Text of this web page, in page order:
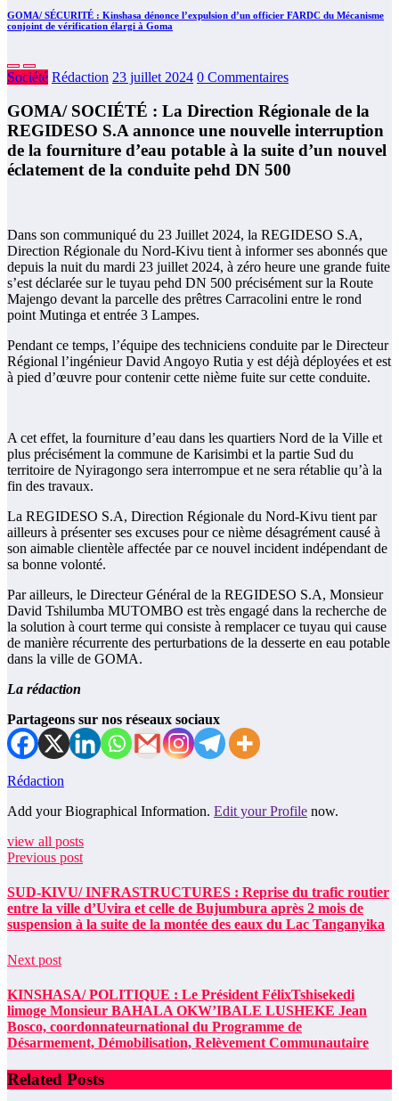
GOMA/ SÉCURITÉ : Kinshasa dénonce l’expulsion d’un officier FARDC du Mécanisme
conjoint de vérification élargi à Goma
Société Rédaction 23 juillet 2024 0 Commentaires
GOMA/ SOCIÉTÉ : La Direction Régionale de la
REGIDESO S.A annonce une nouvelle interruption
de la fourniture d’eau potable à la suite d’un nouvel
éclatement de la conduite pehd DN 500
Dans son communiqué du 23 Juillet 2024, la REGIDESO S.A,
Direction Régionale du Nord-Kivu tient à informer ses abonnés que
depuis la nuit du mardi 23 juillet 2024, à zéro heure une grande fuite
s’est déclarée sur le tuyau pehd DN 500 précisément sur la Route
Majengo devant la parcelle des prêtres Carracolini entre le rond
point Mutinga et entrée 3 Lampes.
Pendant ce temps, l’équipe des techniciens conduite par le Directeur
Régional l’ingénieur David Angoyo Rutia y est déjà déployées et est
à pied d’œuvre pour contenir cette nième fuite sur cette conduite.
A cet effet, la fourniture d’eau dans les quartiers Nord de la Ville et
plus précisément la commune de Karisimbi et la partie Sud du
territoire de Nyiragongo sera interrompue et ne sera rétablie qu’à la
fin des travaux.
La REGIDESO S.A, Direction Régionale du Nord-Kivu tient par
ailleurs à présenter ses excuses pour ce nième désagrément causé à
son aimable clientèle affectée par ce nouvel incident indépendant de
sa bonne volonté.
Par ailleurs, le Directeur Général de la REGIDESO S.A, Monsieur
David Tshilumba MUTOMBO est très engagé dans la recherche de
la solution à court terme qui consiste à remplacer ce tuyau qui cause
de manière récurrente des perturbations de la desserte en eau potable
dans la ville de GOMA.
La rédaction
Partageons sur nos réseaux sociaux
Rédaction
Add your Biographical Information. Edit your Profile now.
view all posts
Previous post
SUD-KIVU/ INFRASTRUCTURES : Reprise du trafic routier
entre la ville d’Uvira et celle de Bujumbura après 2 mois de
suspension à la suite de la montée des eaux du Lac Tanganyika
Next post
KINSHASA/ POLITIQUE : Le Président FélixTshisekedi
limoge Monsieur BAHALA OKW’IBALE LUSHEKE Jean
Bosco, coordonnateurnational du Programme de
Désarmement, Démobilisation, Relèvement Communautaire
Related Posts